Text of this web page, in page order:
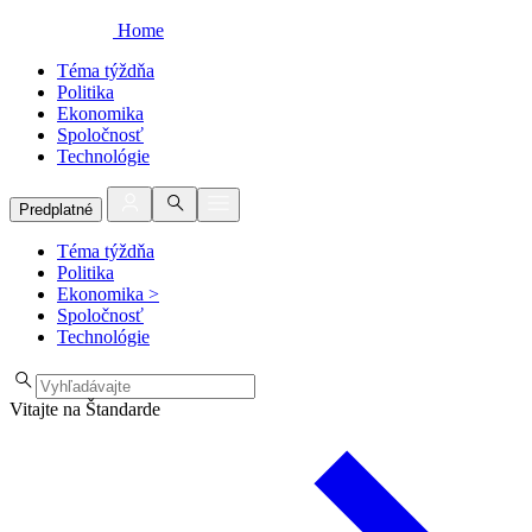
Home
Téma týždňa
Politika
Ekonomika
Spoločnosť
Technológie
Predplatné
Téma týždňa
Politika
Ekonomika >
Spoločnosť
Technológie
Vitajte na Štandarde